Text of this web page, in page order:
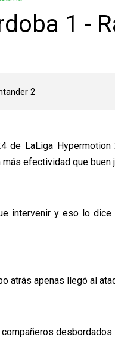
1 -
2
de LaLiga
efectividad que buen
intervenir y eso lo
atrás apenas llegó al
desbordados.